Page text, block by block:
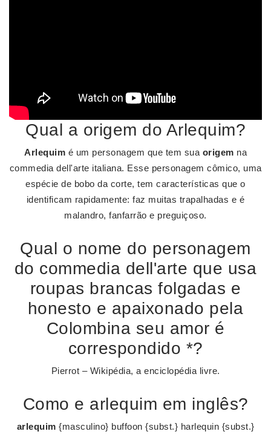
Qual a origem do Arlequim?
Arlequim é um personagem que tem sua origem na
commedia dell'arte italiana. Esse personagem cômico, uma
espécie de bobo da corte, tem características que o
identificam rapidamente: faz muitas trapalhadas e é
malandro, fanfarrão e preguiçoso.
Qual o nome do personagem
do commedia dell'arte que usa
roupas brancas folgadas e
honesto e apaixonado pela
Colombina seu amor é
correspondido *?
Pierrot – Wikipédia, a enciclopédia livre.
Como e arlequim em inglês?
arlequim {masculino} buffoon {subst.} harlequin {subst.}